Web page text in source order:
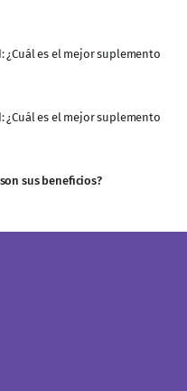
¿Cuál es el mejor suplemento
¿Cuál es el mejor suplemento
sus beneficios?